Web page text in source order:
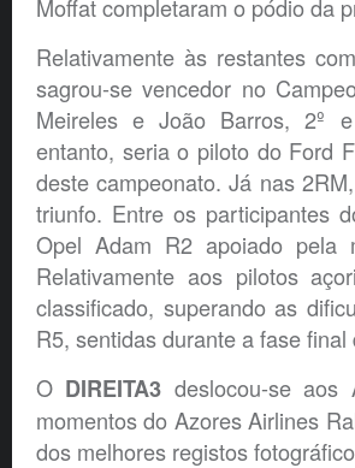
Moffat completaram o pódio da
Relativamente às restantes
sagrou-se vencedor no
Meireles e João Barros, 2º
entanto, seria o piloto do Ford
deste campeonato. Já nas
triunfo. Entre os participantes
Opel Adam R2 apoiado
Relativamente aos pilotos
classificado, superando as
R5, sentidas durante a fase final
O DIREITA3 deslocou-se aos
momentos do Azores Airlines
dos melhores registos